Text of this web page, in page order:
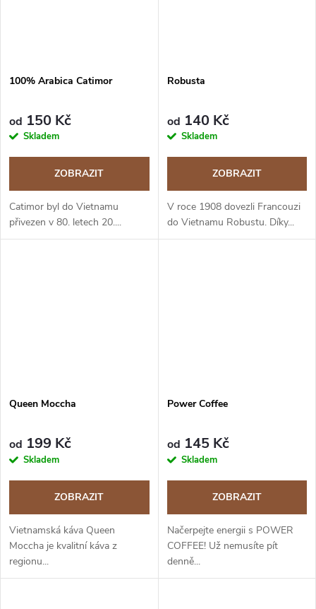
100% Arabica Catimor
od 150 Kč
Skladem
ZOBRAZIT
Catimor byl do Vietnamu
přivezen v 80. letech 20....
Robusta
od 140 Kč
Skladem
ZOBRAZIT
V roce 1908 dovezli Francouzi
do Vietnamu Robustu. Díky...
Queen Moccha
od 199 Kč
Skladem
ZOBRAZIT
Vietnamská káva Queen
Moccha je kvalitní káva z
regionu...
Power Coffee
od 145 Kč
Skladem
ZOBRAZIT
Načerpejte energii s POWER
COFFEE! Už nemusíte pít
denně...